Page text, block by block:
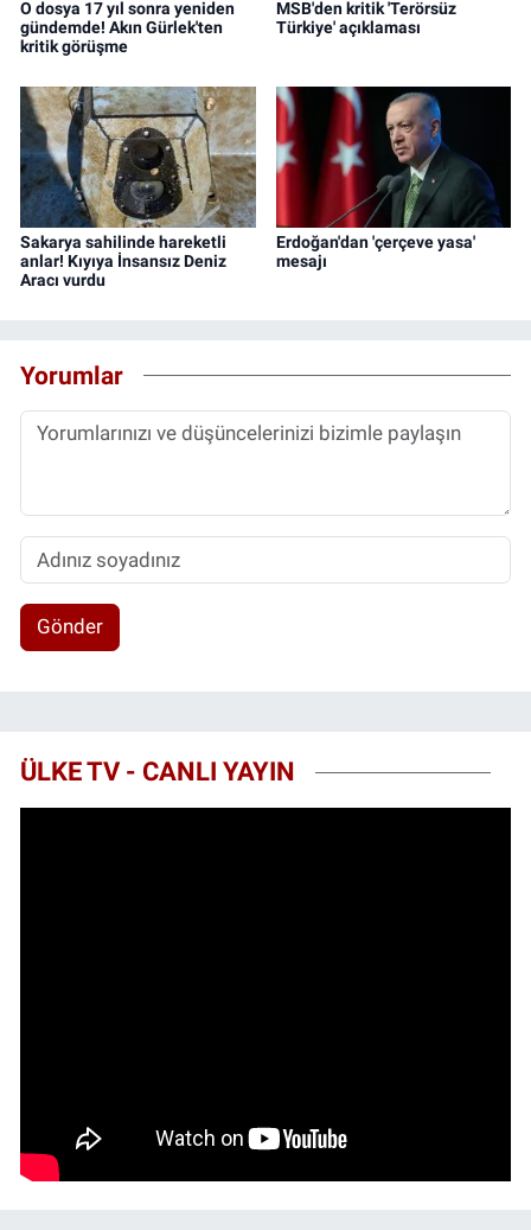
O dosya 17 yıl sonra yeniden
gündemde! Akın Gürlek'ten
kritik görüşme
MSB'den kritik 'Terörsüz
Türkiye' açıklaması
Sakarya sahilinde hareketli
anlar! Kıyıya İnsansız Deniz
Aracı vurdu
Erdoğan'dan 'çerçeve yasa'
mesajı
Yorumlar
Gönder
ÜLKE TV - CANLI YAYIN